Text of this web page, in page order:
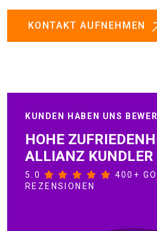
KONTAKT AUFNEHMEN
KUNDEN HABEN UNS
HOHE
ALLIANZ KUNDLER
5.0
400+
REZENSIONEN